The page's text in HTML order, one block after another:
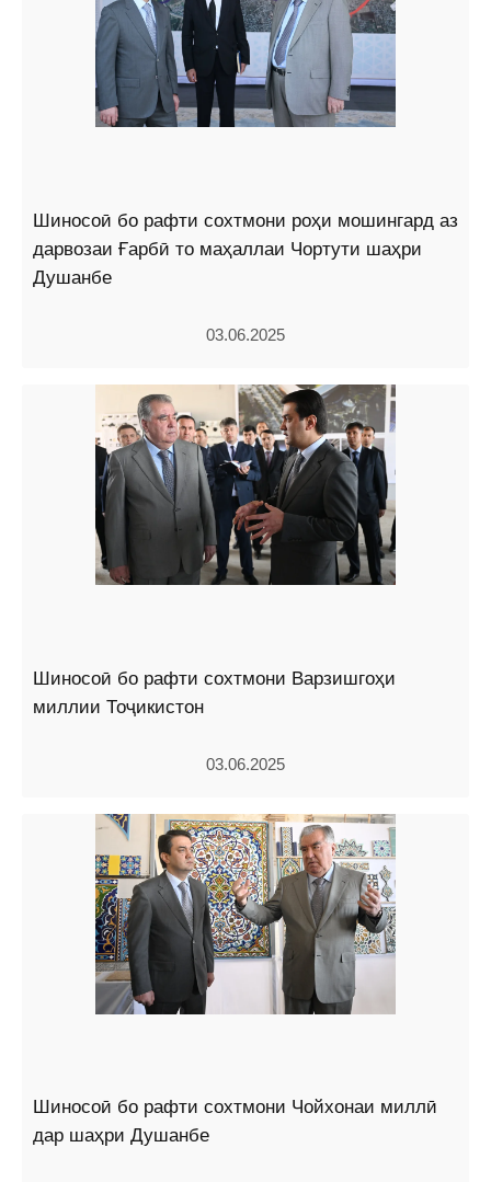
Шиносоӣ бо рафти сохтмони роҳи мошингард аз
дарвозаи Ғарбӣ то маҳаллаи Чортути шаҳри
Душанбе
03.06.2025
Шиносоӣ бо рафти сохтмони Варзишгоҳи
миллии Тоҷикистон
03.06.2025
Шиносоӣ бо рафти сохтмони Чойхонаи миллӣ
дар шаҳри Душанбе